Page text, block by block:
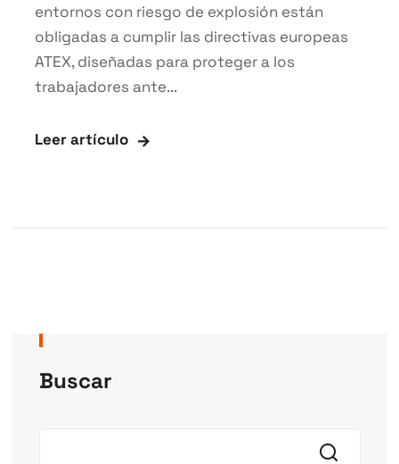
entornos con riesgo de explosión están
obligadas a cumplir las directivas europeas
ATEX, diseñadas para proteger a los
trabajadores ante...
Leer artículo
Buscar